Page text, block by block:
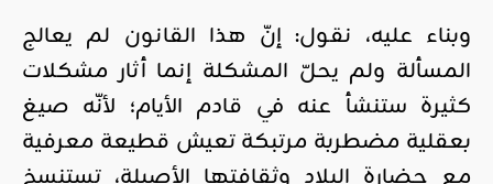
وبناء عليه، نقول: إنّ هذا القانون لم يعالج
المسألة ولم يحلّ المشكلة إنما أثار مشكلات
كثيرة ستنشأ عنه في قادم الأيام؛ لأنّه صيغ
بعقلية مضطربة مرتبكة تعيش قطيعة معرفية